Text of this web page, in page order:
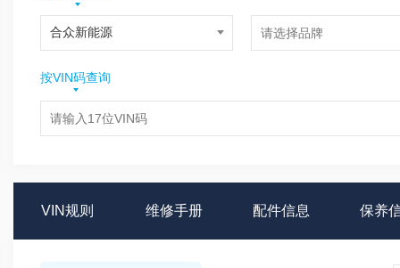
按VIN码查询
VIN规则 维修手册 配件信息 保养